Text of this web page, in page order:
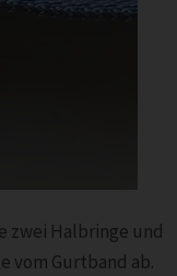
zwei Halbringe und
vom Gurtband ab.